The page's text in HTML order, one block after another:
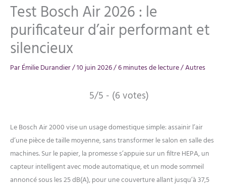
Test Bosch Air 2026 : le
purificateur d’air performant et
silencieux
ParÉmilie Durandier/10 juin 2026/6 minutes de lecture/Autres
5/5 - (6 votes)
Le Bosch Air 2000 vise un usage domestique simple: assainir l’air
d’une pièce de taille moyenne, sans transformer le salon en salle des
machines. Sur le papier, la promesse s’appuie sur un filtre HEPA, un
capteur intelligent avec mode automatique, et un mode sommeil
annoncé sous les 25 dB(A), pour une couverture allant jusqu’à 37,5